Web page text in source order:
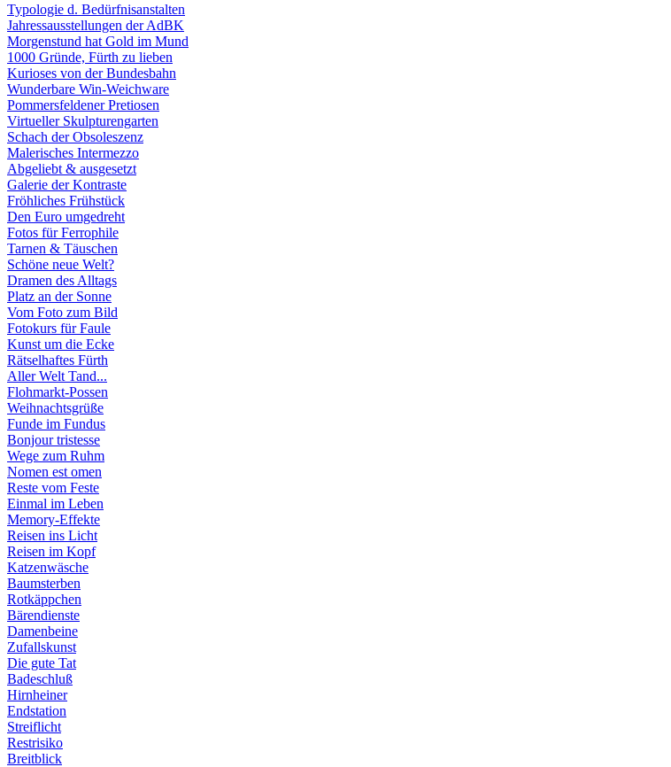
Typologie d. Bedürfnisanstalten
Jahressausstellungen der AdBK
Morgenstund hat Gold im Mund
1000 Gründe, Fürth zu lieben
Kurioses von der Bundesbahn
Wunderbare Win-Weichware
Pommersfeldener Pretiosen
Virtueller Skulpturengarten
Schach der Obsoleszenz
Malerisches Intermezzo
Abgeliebt & ausgesetzt
Galerie der Kontraste
Fröhliches Frühstück
Den Euro umgedreht
Fotos für Ferrophile
Tarnen & Täuschen
Schöne neue Welt?
Dramen des Alltags
Platz an der Sonne
Vom Foto zum Bild
Fotokurs für Faule
Kunst um die Ecke
Rätselhaftes Fürth
Aller Welt Tand...
Flohmarkt-Possen
Weihnachtsgrüße
Funde im Fundus
Bonjour tristesse
Wege zum Ruhm
Nomen est omen
Reste vom Feste
Einmal im Leben
Memory-Effekte
Reisen ins Licht
Reisen im Kopf
Katzenwäsche
Baumsterben
Rotkäppchen
Bärendienste
Damenbeine
Zufallskunst
Die gute Tat
Badeschluß
Hirnheiner
Endstation
Streiflicht
Restrisiko
Breitblick